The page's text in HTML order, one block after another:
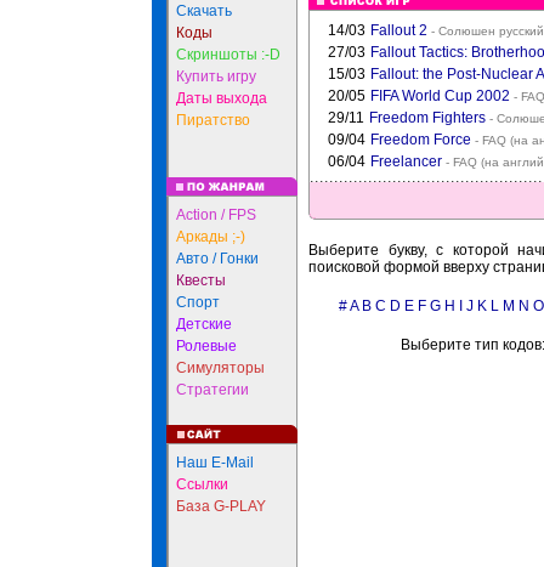
Скачать
Коды
Скриншоты :-D
Купить игру
Даты выхода
Пиратство
Action / FPS
Аркады ;-)
Авто / Гонки
Квесты
Спорт
Детские
Ролевые
Симуляторы
Стратегии
Наш E-Mail
Ссылки
База G-PLAY
14/03 Fallout 2 - Солюшен русский
27/03 Fallout Tactics:
15/03 Fallout: the Post-Nuclear
20/05 FIFA World Cup 2002 -
29/11 Freedom Fighters -
09/04 Freedom Force - FAQ (на
06/04 Freelancer - FAQ (на
Выберите букву, с которой
поисковой формой вверху
#A B C D E F G H J K L M N O
Выберите тип